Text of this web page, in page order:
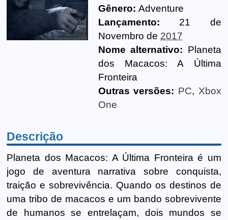
Gênero: Adventure
Lançamento: 21 de
Novembro de 2017
Nome alternativo: Planeta
dos Macacos: A Última
Fronteira
Outras versões: PC, Xbox
One
Descrição
Planeta dos Macacos: A Última Fronteira é um
jogo de aventura narrativa sobre conquista,
traição e sobrevivência. Quando os destinos de
uma tribo de macacos e um bando sobrevivente
de humanos se entrelaçam, dois mundos se